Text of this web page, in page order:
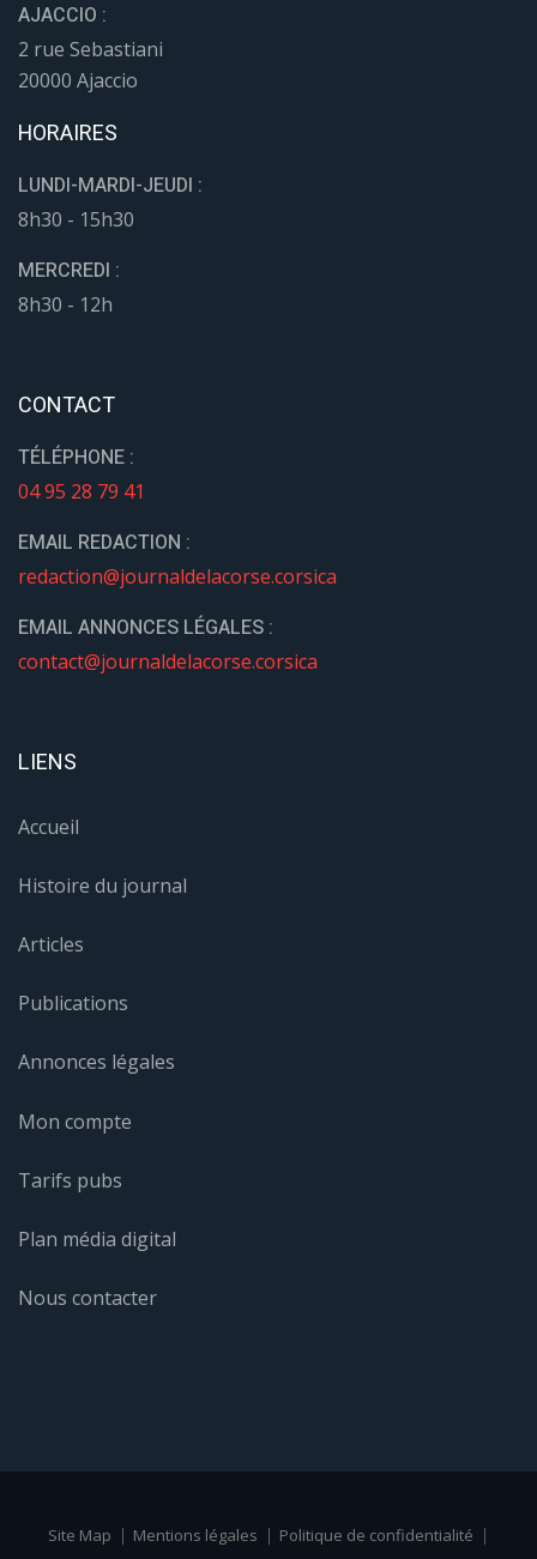
AJACCIO :
2 rue Sebastiani
20000 Ajaccio
HORAIRES
LUNDI-MARDI-JEUDI :
8h30 - 15h30
MERCREDI :
8h30 - 12h
CONTACT
TÉLÉPHONE :
04 95 28 79 41
EMAIL REDACTION :
redaction@journaldelacorse.corsica
EMAIL ANNONCES LÉGALES :
contact@journaldelacorse.corsica
LIENS
Accueil
Histoire du journal
Articles
Publications
Annonces légales
Mon compte
Tarifs pubs
Plan média digital
Nous contacter
Site Map Mentions légales
Politique de confidentialité